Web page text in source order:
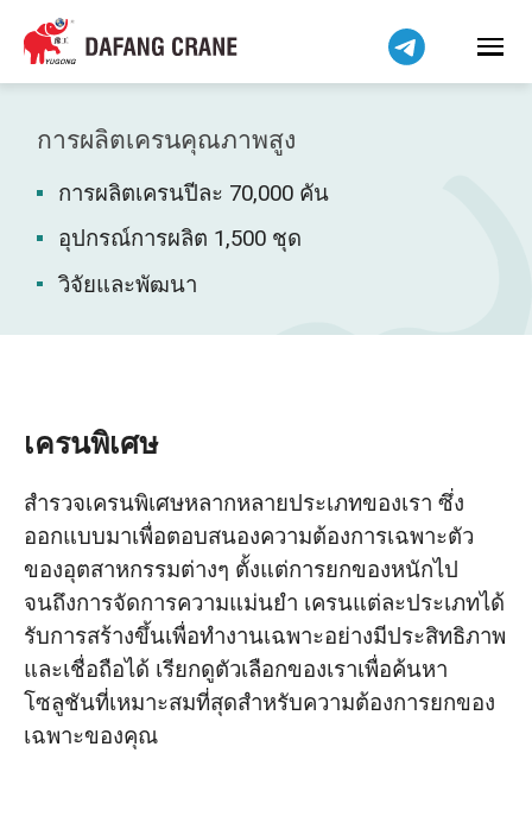
การผลิตเครนคุณภาพสูง
การผลิตเครนปีละ 70,000 คัน
อุปกรณ์การผลิต 1,500 ชุด
วิจัยและพัฒนา
เครนพิเศษ
สำรวจเครนพิเศษหลากหลายประเภทของเรา ซึ่ง
ออกแบบมาเพื่อตอบสนองความต้องการเฉพาะตัว
ของอุตสาหกรรมต่างๆ ตั้งแต่การยกของหนักไป
จนถึงการจัดการความแม่นยำ เครนแต่ละประเภทได้
รับการสร้างขึ้นเพื่อทำงานเฉพาะอย่างมีประสิทธิภาพ
และเชื่อถือได้ เรียกดูตัวเลือกของเราเพื่อค้นหา
โซลูชันที่เหมาะสมที่สุดสำหรับความต้องการยกของ
เฉพาะของคุณ
Bahasa Indonesia
Bahasa Melayu
Tiếng Việt
简体中文
فارسی
Pilipino
اردو
Kiswahili
Norsk
O‘zbekcha